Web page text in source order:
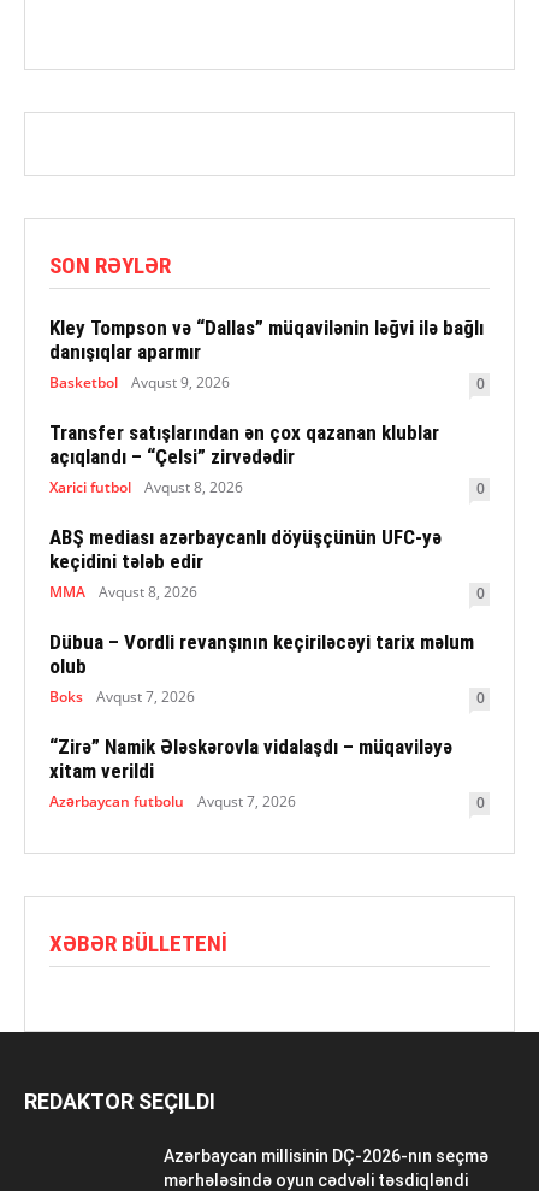
SON RƏYLƏR
Kley Tompson və “Dallas” müqavilənin ləğvi ilə bağlı
danışıqlar aparmır
Basketbol Avqust 9, 2026 0
Transfer satışlarından ən çox qazanan klublar
açıqlandı – “Çelsi” zirvədədir
Xarici futbol Avqust 8, 2026 0
ABŞ mediası azərbaycanlı döyüşçünün UFC-yə
keçidini tələb edir
MMA Avqust 8, 2026 0
Dübua – Vordli revanşının keçiriləcəyi tarix məlum
olub
Boks Avqust 7, 2026 0
“Zirə” Namik Ələskərovla vidalaşdı – müqaviləyə
xitam verildi
Azərbaycan futbolu Avqust 7, 2026 0
XƏBƏR BÜLLETENI
REDAKTOR SEÇILDI
Azərbaycan millisinin DÇ-2026-nın seçmə
mərhələsində oyun cədvəli təsdiqləndi